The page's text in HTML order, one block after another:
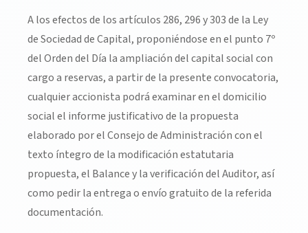
A los efectos de los artículos 286, 296 y 303 de la Ley
de Sociedad de Capital, proponiéndose en el punto 7º
del Orden del Día la ampliación del capital social con
cargo a reservas, a partir de la presente convocatoria,
cualquier accionista podrá examinar en el domicilio
social el informe justificativo de la propuesta
elaborado por el Consejo de Administración con el
texto íntegro de la modificación estatutaria
propuesta, el Balance y la verificación del Auditor, así
como pedir la entrega o envío gratuito de la referida
documentación.